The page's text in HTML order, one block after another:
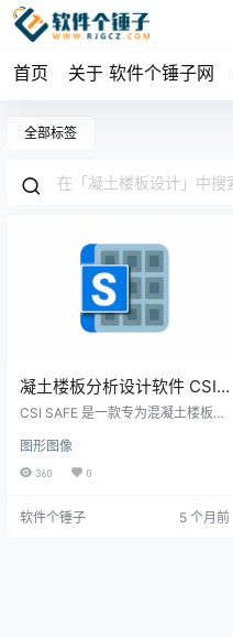
首页 关于 软件个锤子网
全部标签
凝土楼板分析设计软件 CSI
SAFE v23.2.0.3523 【软件
CSI SAFE 是一款专为混凝土楼板分
简单的楼板设计，还是复杂形状和
厚度的基础分析，这款软件都能从
加高效精准。 主要功能亮点 1. 简洁
图形图像
360 0
软件个锤子 5 个月前